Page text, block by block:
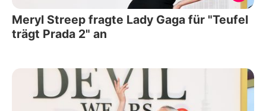
Meryl Streep fragte Lady Gaga für "Teufel
trägt Prada 2" an